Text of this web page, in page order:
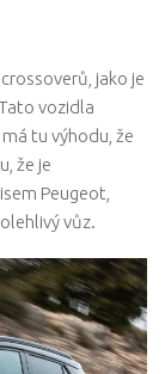
jako je
vozidla
tu výhodu, že
že je
Peugeot,
vůz.